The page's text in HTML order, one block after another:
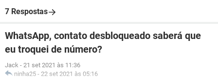
7 Respostas
WhatsApp, contato desbloqueado saberá que
eu troquei de número?
Jack - 21 set 2021 às 11:36
ninha25 - 22 set 2021 às 05:16